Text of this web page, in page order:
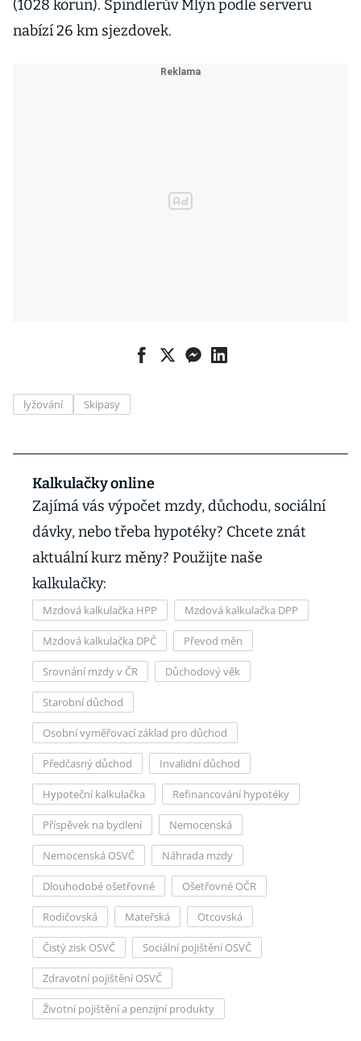
(1028 korun). Špindlerův Mlýn podle serveru
nabízí 26 km sjezdovek.
lyžování Skipasy
Kalkulačky online
Zajímá vás výpočet mzdy, důchodu, sociální
dávky, nebo třeba hypotéky? Chcete znát
aktuální kurz měny? Použijte naše
kalkulačky:
Mzdová kalkulačka HPP Mzdová kalkulačka DPP
Mzdová kalkulačka DPČ Převod měn
Srovnání mzdy v ČR Důchodový věk
Starobní důchod
Osobní vyměřovací základ pro důchod
Předčasný důchod Invalidní důchod
Hypoteční kalkulačka Refinancování hypotéky
Příspěvek na bydlení Nemocenská
Nemocenská OSVČ Náhrada mzdy
Dlouhodobé ošetřovné Ošetřovné OČR
Rodičovská Mateřská Otcovská
Čistý zisk OSVČ Sociální pojištění OSVČ
Zdravotní pojištění OSVČ
Životní pojištění a penzijní produkty